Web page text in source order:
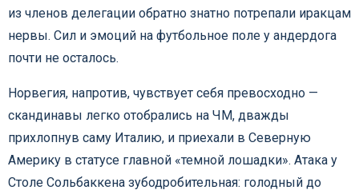
из членов делегации обратно знатно потрепали иракцам
нервы. Сил и эмоций на футбольное поле у андердога
почти не осталось.
Норвегия, напротив, чувствует себя превосходно —
скандинавы легко отобрались на ЧМ, дважды
прихлопнув саму Италию, и приехали в Северную
Америку в статусе главной «темной лошадки». Атака у
Столе Сольбаккена зубодробительная: голодный до